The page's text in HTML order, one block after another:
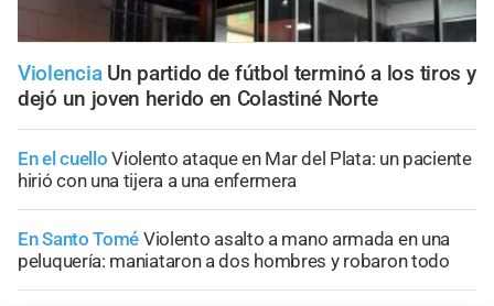
Violencia Un partido de fútbol terminó a los tiros y
dejó un joven herido en Colastiné Norte
En el cuello Violento ataque en Mar del Plata: un paciente
hirió con una tijera a una enfermera
En Santo Tomé Violento asalto a mano armada en una
peluquería: maniataron a dos hombres y robaron todo